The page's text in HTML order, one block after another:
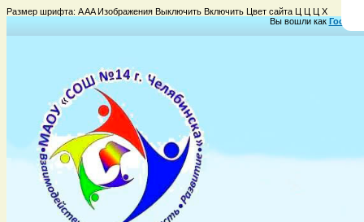
Размер шрифта: AAAИзображения Выключить Включить Цвет сайта Ц Ц Ц Х
Вы вошли как Гость